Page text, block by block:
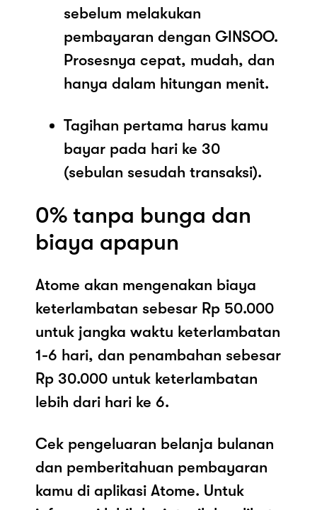
sebelum melakukan
pembayaran dengan GINSOO.
Prosesnya cepat, mudah, dan
hanya dalam hitungan menit.
Tagihan pertama harus kamu
bayar pada hari ke 30
(sebulan sesudah transaksi).
0% tanpa bunga dan
biaya apapun
Atome akan mengenakan biaya
keterlambatan sebesar Rp 50.000
untuk jangka waktu keterlambatan
1-6 hari, dan penambahan sebesar
Rp 30.000 untuk keterlambatan
lebih dari hari ke 6.
Cek pengeluaran belanja bulanan
dan pemberitahuan pembayaran
kamu di aplikasi Atome. Untuk